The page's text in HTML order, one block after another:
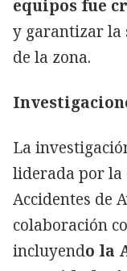
equipos fue
y garantizar la
de la zona.
La
liderada por la
Accidentes de
colaboración
incluyendo la